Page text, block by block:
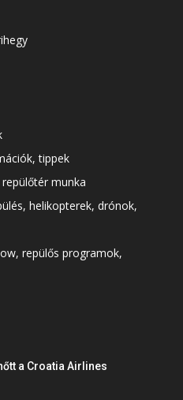
tippek
repülőtér munka
helikopterek, drónok,
repülős programok,
a Croatia Airlines